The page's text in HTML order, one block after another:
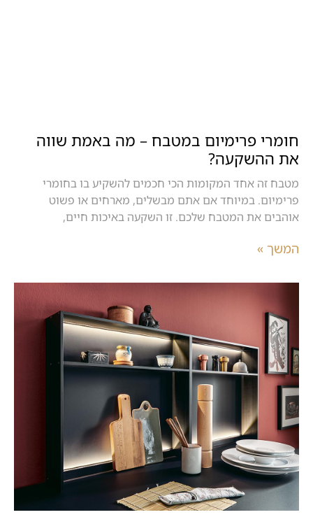
חומרי פרימיום במטבח – מה באמת שווה
את ההשקעה?
מטבח זה אחד המקומות הכי חכמים להשקיע בו בחומרי
פרימיום. במיוחד אם אתם מבשלים, מארחים או פשוט
אוהבים את המטבח שלכם. זו השקעה באיכות חיים,
המשך »